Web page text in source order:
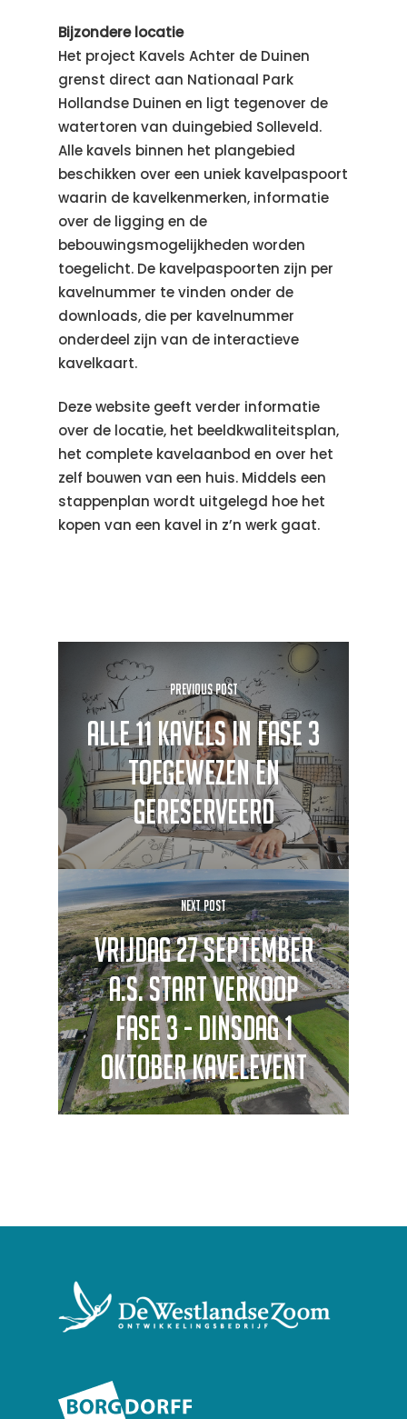
Bijzondere locatie
Het project Kavels Achter de Duinen
grenst direct aan Nationaal Park
Hollandse Duinen en ligt tegenover de
watertoren van duingebied Solleveld.
Alle kavels binnen het plangebied
beschikken over een uniek kavelpaspoort
waarin de kavelkenmerken, informatie
over de ligging en de
bebouwingsmogelijkheden worden
toegelicht. De kavelpaspoorten zijn per
kavelnummer te vinden onder de
downloads, die per kavelnummer
onderdeel zijn van de interactieve
kavelkaart.
Deze website geeft verder informatie
over de locatie, het beeldkwaliteitsplan,
het complete kavelaanbod en over het
zelf bouwen van een huis. Middels een
stappenplan wordt uitgelegd hoe het
kopen van een kavel in z’n werk gaat.
Previous Post
Alle 11 kavels in fase 3
toegewezen en
gereserveerd
Next Post
Vrijdag 27 september
a.s. start verkoop
fase 3 - dinsdag 1
oktober kavelevent